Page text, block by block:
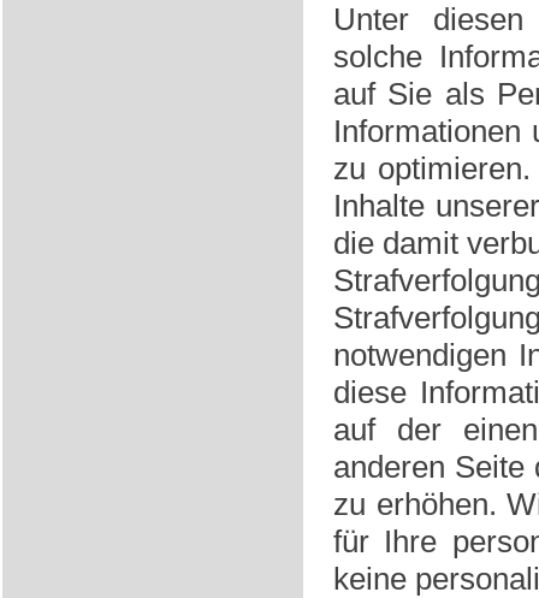
Unter
solche
auf Sie als
Informationen
zu
Inhalte
die damit
notwendigen
diese
auf der
anderen Seite
zu erhöhen.
für Ihre
keine